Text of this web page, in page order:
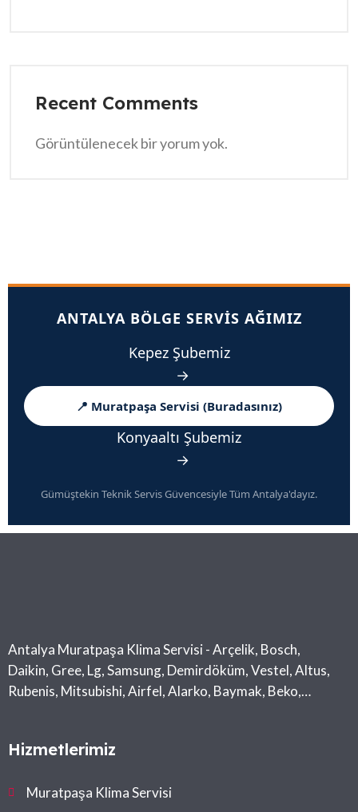
Recent Comments
Görüntülenecek bir yorum yok.
ANTALYA BÖLGE SERVIS AĞIMIZ
Kepez Şubemiz
→
📍 Muratpaşa Servisi (Buradasınız)
Konyaaltı Şubemiz
→
Gümüştekin Teknik Servis Güvencesiyle Tüm Antalya'dayız.
Antalya Muratpaşa Klima Servisi - Arçelik, Bosch,
Daikin, Gree, Lg, Samsung, Demirdöküm, Vestel, Altus,
Rubenis, Mitsubishi, Airfel, Alarko, Baymak, Beko,
Hizmetlerimiz
Muratpaşa Klima Servisi